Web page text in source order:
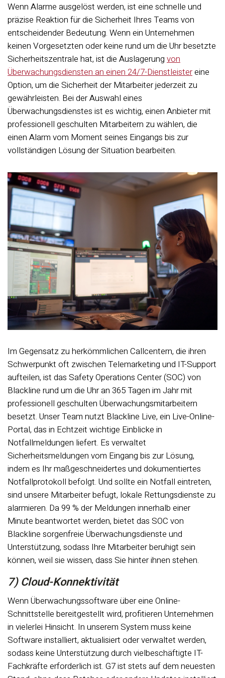
Wenn Alarme ausgelöst werden, ist eine schnelle und
präzise Reaktion für die Sicherheit Ihres Teams von
entscheidender Bedeutung. Wenn ein Unternehmen
keinen Vorgesetzten oder keine rund um die Uhr besetzte
Sicherheitszentrale hat, ist die Auslagerung von
Überwachungsdiensten an einen 24/7-Dienstleistereine
Option, um die Sicherheit der Mitarbeiter jederzeit zu
gewährleisten. Bei der Auswahl eines
Überwachungsdienstes ist es wichtig, einen Anbieter mit
professionell geschulten Mitarbeitern zu wählen, die
einen Alarm vom Moment seines Eingangs bis zur
vollständigen Lösung der Situation bearbeiten.
Im Gegensatz zu herkömmlichen Callcentern, die ihren
Schwerpunkt oft zwischen Telemarketing und IT-Support
aufteilen, ist das Safety Operations Center (SOC) von
Blackline rund um die Uhr an 365 Tagen im Jahr mit
professionell geschulten Überwachungsmitarbeitern
besetzt. Unser Team nutzt Blackline Live, ein Live-Online-
Portal, das in Echtzeit wichtige Einblicke in
Notfallmeldungen liefert. Es verwaltet
Sicherheitsmeldungen vom Eingang bis zur Lösung,
indem es Ihr maßgeschneidertes und dokumentiertes
Notfallprotokoll befolgt. Und sollte ein Notfall eintreten,
sind unsere Mitarbeiter befugt, lokale Rettungsdienste zu
alarmieren. Da 99 % der Meldungen innerhalb einer
Minute beantwortet werden, bietet das SOC von
Blackline sorgenfreie Überwachungsdienste und
Unterstützung, sodass Ihre Mitarbeiter beruhigt sein
können, weil sie wissen, dass Sie hinter ihnen stehen.
7) Cloud-Konnektivität
Wenn Überwachungssoftware über eine Online-
Schnittstelle bereitgestellt wird, profitieren Unternehmen
in vielerlei Hinsicht. In unserem System muss keine
Software installiert, aktualisiert oder verwaltet werden,
sodass keine Unterstützung durch vielbeschäftigte IT-
Fachkräfte erforderlich ist. G7 ist stets auf dem neuesten